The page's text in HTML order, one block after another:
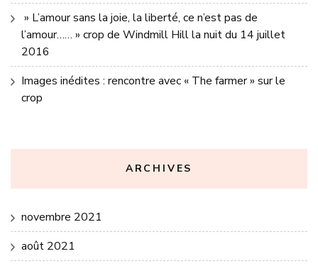
» L’amour sans la joie, la liberté, ce n’est pas de
l’amour…… » crop de Windmill Hill la nuit du 14 juillet
2016
Images inédites : rencontre avec « The farmer » sur le
crop
ARCHIVES
novembre 2021
août 2021